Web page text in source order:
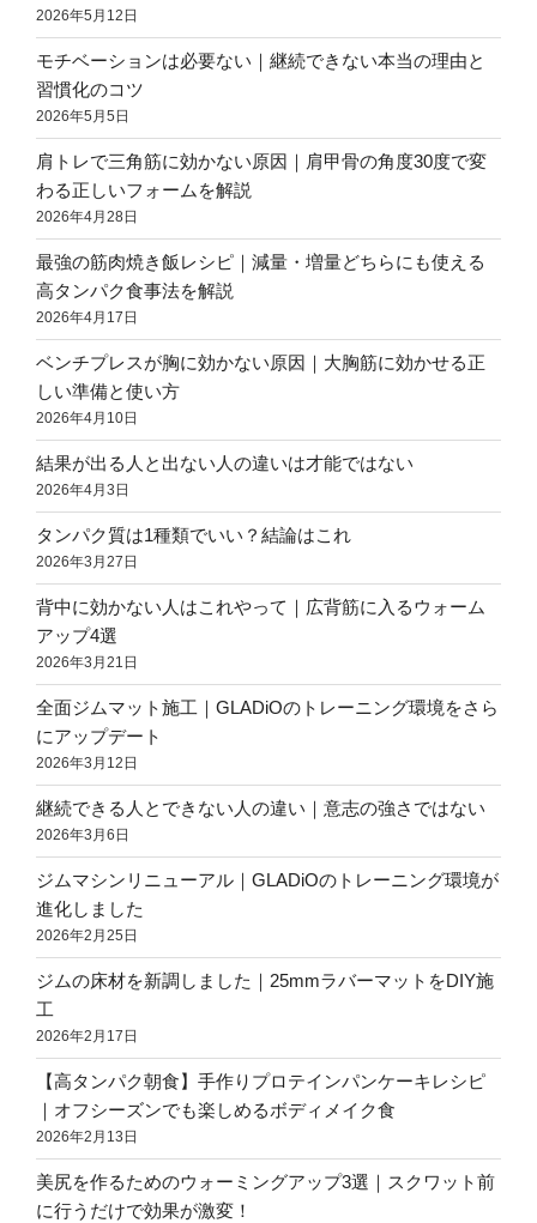
2026年5月12日
モチベーションは必要ない｜継続できない本当の理由と
習慣化のコツ
2026年5月5日
肩トレで三角筋に効かない原因｜肩甲骨の角度30度で変
わる正しいフォームを解説
2026年4月28日
最強の筋肉焼き飯レシピ｜減量・増量どちらにも使える
高タンパク食事法を解説
2026年4月17日
ベンチプレスが胸に効かない原因｜大胸筋に効かせる正
しい準備と使い方
2026年4月10日
結果が出る人と出ない人の違いは才能ではない
2026年4月3日
タンパク質は1種類でいい？結論はこれ
2026年3月27日
背中に効かない人はこれやって｜広背筋に入るウォーム
アップ4選
2026年3月21日
全面ジムマット施工｜GLADiOのトレーニング環境をさら
にアップデート
2026年3月12日
継続できる人とできない人の違い｜意志の強さではない
2026年3月6日
ジムマシンリニューアル｜GLADiOのトレーニング環境が
進化しました
2026年2月25日
ジムの床材を新調しました｜25mmラバーマットをDIY施
工
2026年2月17日
【高タンパク朝食】手作りプロテインパンケーキレシピ
｜オフシーズンでも楽しめるボディメイク食
2026年2月13日
美尻を作るためのウォーミングアップ3選｜スクワット前
に行うだけで効果が激変！